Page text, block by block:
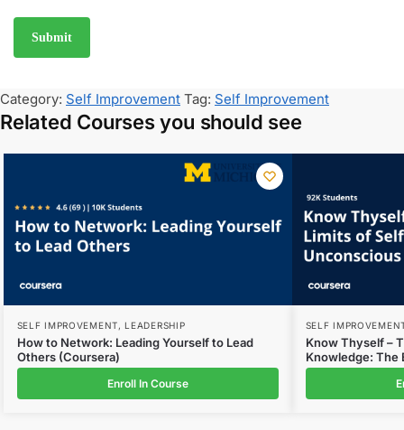
Category: Self Improvement Tag: Self Improvement
Related Courses you should see
SELF IMPROVEMENT, LEADERSHIP
How to Network: Leading Yourself to Lead
Others (Coursera)
Enroll In Course
SELF
Know Thyself –
Knowledge: The